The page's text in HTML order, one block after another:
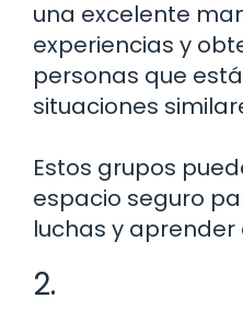
una excelente
experiencias y
personas que
situaciones
Estos grupos
espacio seguro
luchas y aprender
2.